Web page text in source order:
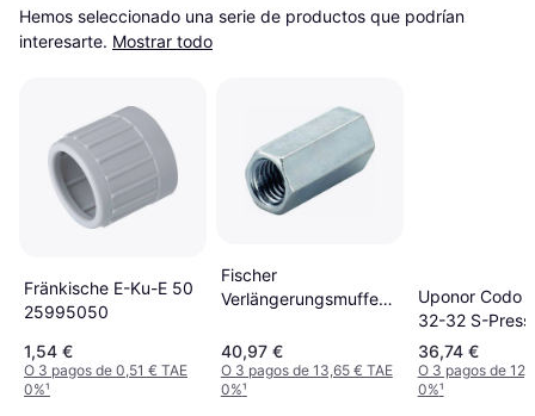
Hemos seleccionado una serie de productos que podrían
interesarte. Mostrar todo
Fränkische E-Ku-E 50
25995050
1,54 €
O 3 pagos de 0,51 € TAE
0%¹
Fischer
Verlängerungsmuffe
40,97 €
O 3 pagos de 13,65 € TAE
0%¹
Uponor Codo
32-32 S-Press
36,74 €
O 3 pagos de
0%¹